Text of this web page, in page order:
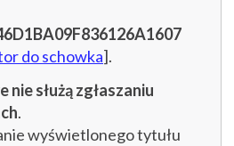
do schowka].
służą zgłaszaniu
.
wyświetlonego tytułu